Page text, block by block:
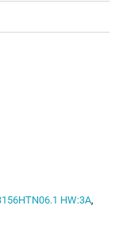
HW:3A,